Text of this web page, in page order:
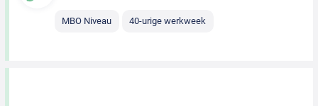
MBO Niveau 40-urige werkweek